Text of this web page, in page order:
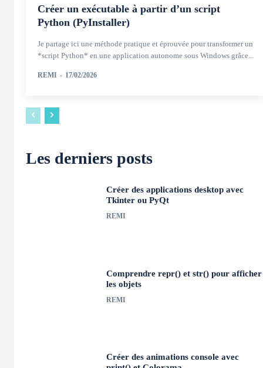
Créer un exécutable à partir d’un script
Python (PyInstaller)
Je partage ici une méthode pratique et éprouvée pour transformer un
*script Python* en une application autonome sous Windows grâce...
REMI - 17/02/2026
Les derniers posts
Créer des applications desktop avec
Tkinter ou PyQt
REMI
Comprendre repr() et str() pour afficher
les objets
REMI
Créer des animations console avec